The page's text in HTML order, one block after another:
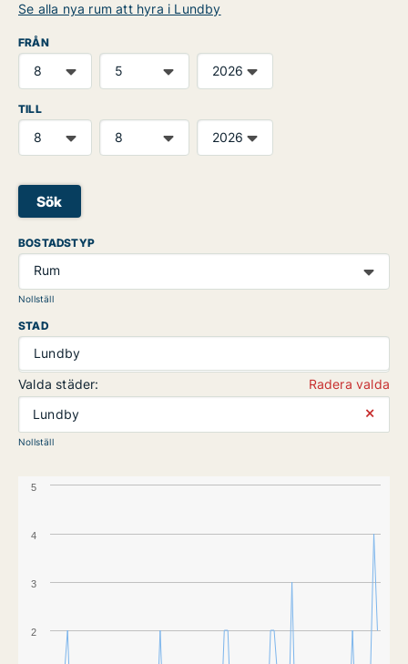
Se alla nya rum att hyra i Lundby
FRÅN
TILL
Sök
BOSTADSTYP
Rum
Nollställ
STAD
Lundby
Valda städer:
Radera valda
Lundby
⨯
Nollställ
2
3
4
5